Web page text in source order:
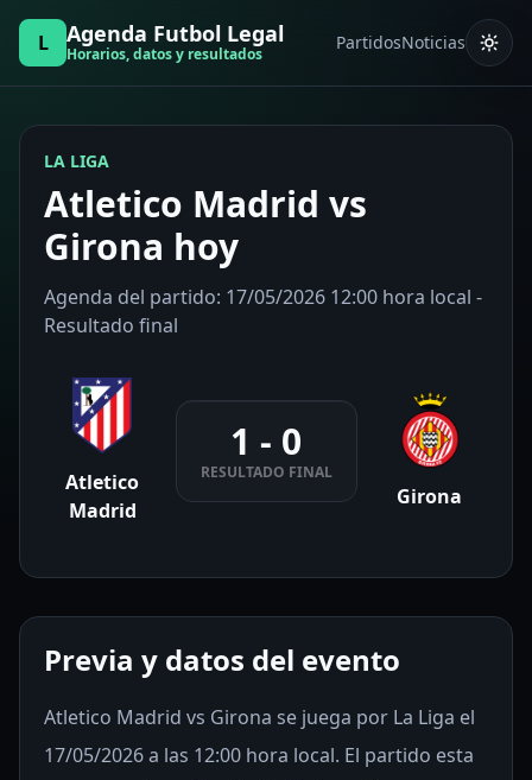
L Agenda Futbol Legal
Horarios, datos y resultados
PartidosNoticias
LA LIGA
Atletico Madrid vs
Girona hoy
Agenda del partido: 17/05/2026 12:00 hora local -
Resultado final
Atletico
Madrid
1 - 0
RESULTADO FINAL
Girona
Previa y datos del evento
Atletico Madrid vs Girona se juega por La Liga el
17/05/2026 a las 12:00 hora local. El partido esta